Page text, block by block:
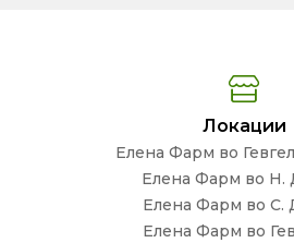
Локации
Елена Фарм во
Елена Фарм во Н.
Елена Фарм во С.
Елена Фарм во